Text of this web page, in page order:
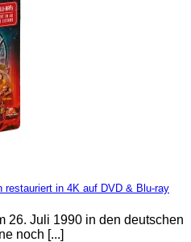
restauriert in 4K auf DVD & Blu-ray
26. Juli 1990 in den deutschen
noch [...]